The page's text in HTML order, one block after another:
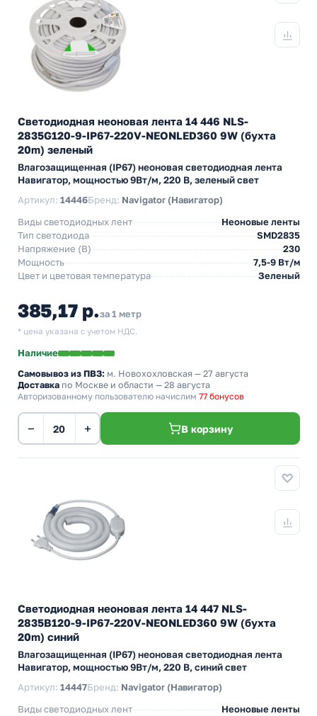
Светодиодная неоновая лента 14 446 NLS-
2835G120-9-IP67-220V-NEONLED360 9W (бухта
20m) зеленый
Влагозащищенная (IP67) неоновая светодиодная лента
Навигатор, мощностью 9Вт/м, 220 В, зеленый свет
Артикул: 14446Бренд: Navigator (Навигатор)
Виды светодиодных лент
Неоновые ленты
Тип светодиода
SMD2835
Напряжение (В)
230
Мощность
7,5-9 Вт/м
Цвет и цветовая температура
Зеленый
385,17 р.за 1 метр
* цена указана с учетом НДС.
Наличие
Самовывоз из ПВЗ: м. Новохохловская — 27 августа
Доставка по Москве и области — 28 августа
Авторизованному пользователю начислим 77 бонусов
− + В корзину
Светодиодная неоновая лента 14 447 NLS-
2835B120-9-IP67-220V-NEONLED360 9W (бухта
20m) синий
Влагозащищенная (IP67) неоновая светодиодная лента
Навигатор, мощностью 9Вт/м, 220 В, синий свет
Артикул: 14447Бренд: Navigator (Навигатор)
Виды светодиодных лент
Неоновые ленты